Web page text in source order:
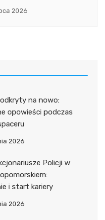
2026
na nowo:
opowieści podczas
2026
Policji w
i start kariery
2026